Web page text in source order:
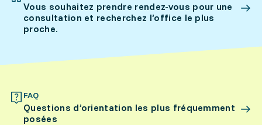
Vous souhaitez prendre rendez-vous pour une
consultation et recherchez l’office le plus
proche.
FAQ
Questions d’orientation les plus fréquemment
posées